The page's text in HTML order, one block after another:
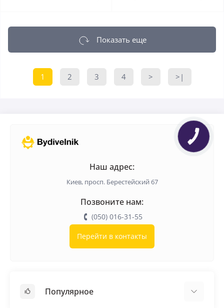
Показать еще
1 2 3 4 > >|
Наш адрес:
Киев, просп. Берестейский 67
Позвоните нам:
(050) 016-31-55
Перейти в контакты
Популярное